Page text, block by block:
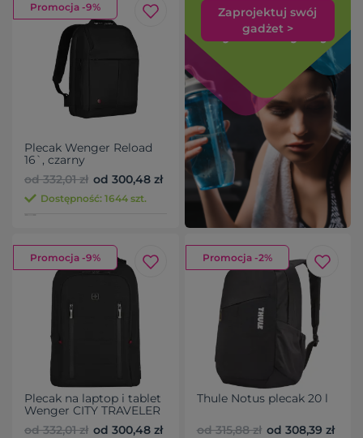
Promocja -9%
Plecak Wenger Reload
16`, czarny
od 332,01 zł od 300,48 zł
Dostępność: 1644 szt.
Zaprojektuj swój
gadżet >
Promocja -9%
Plecak na laptop i tablet
Wenger CITY TRAVELER
16`
od 332,01 zł od 300,48 zł
Promocja -2%
Thule Notus plecak 20 l
od 315,88 zł od 308,39 zł